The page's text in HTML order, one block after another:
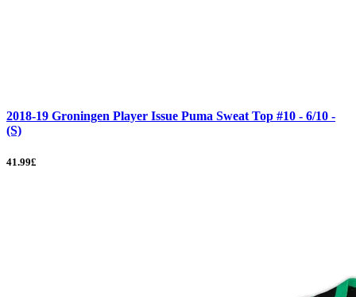
2018-19 Groningen Player Issue Puma Sweat Top #10 - 6/10 -
(S)
41.99£